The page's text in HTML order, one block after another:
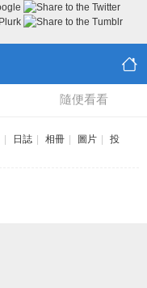
隨便看看
日誌 相冊 圖片
投